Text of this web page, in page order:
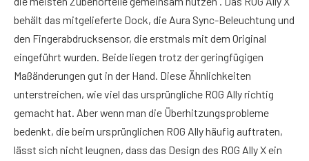
behält das mitgelieferte Dock, die Aura Sync-Beleuchtung und
den Fingerabdrucksensor, die erstmals mit dem Original
eingeführt wurden. Beide liegen trotz der geringfügigen
Maßänderungen gut in der Hand. Diese Ähnlichkeiten
unterstreichen, wie viel das ursprüngliche ROG Ally richtig
gemacht hat. Aber wenn man die Überhitzungsprobleme
bedenkt, die beim ursprünglichen ROG Ally häufig auftraten,
lässt sich nicht leugnen, dass das Design des ROG Ally X ein